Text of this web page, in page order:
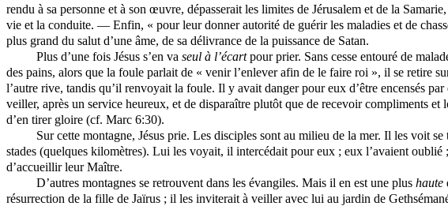
rendu à sa personne et à son œuvre, dépasserait les limites de Jérusalem et de la
vie et la conduite. — Enfin, « pour leur donner autorité de guérir les maladies et de
plus grand du salut d’une âme, de sa délivrance de la puissance de Satan.
Plus d’une fois Jésus s’en va seul à l’écartpour prier. Sans cesse entouré de
des pains, alors que la foule parlait de « venir l’enlever afin de le faire roi », il se retire
l’autre rive, tandis qu’il renvoyait la foule. Il y avait danger pour eux d’être encensés
veiller, après un service heureux, et de disparaître plutôt que de recevoir compliments et
d’en tirer gloire (cf. Marc 6:30).
Sur cette montagne, Jésus prie. Les disciples sont au milieu de la mer. Il les voit
stades (quelques kilomètres). Lui les voyait, il intercédait pour eux ; eux l’avaient
d’accueillir leur Maître.
D’autres montagnes se retrouvent dans les évangiles. Mais il en est une plus haute
résurrection de la fille de Jaïrus ; il les inviterait à veiller avec lui au jardin de